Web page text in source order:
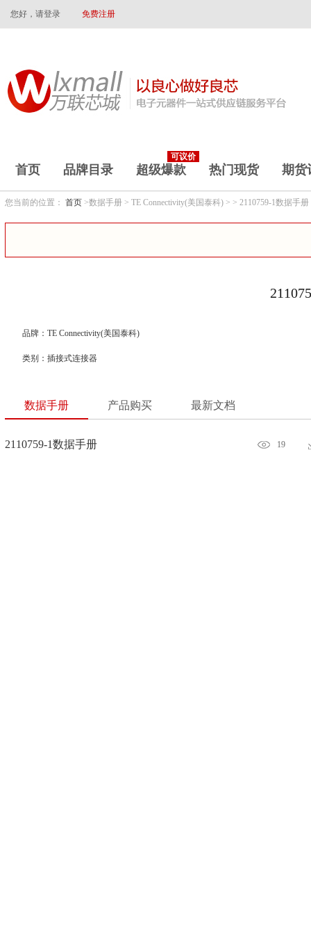
您好，请登录 免费注册
首页 品牌目录
可议价
超级爆款 热门现货 期货
您当前的位置： 首页 >数据手册 > TE Connectivity(美国泰科) > > 2110759-1数据手册
品牌：TE Connectivity(美国泰科)
类别：插接式连接器
数据手册 产品购买 最新文档
2110759-1数据手册 19